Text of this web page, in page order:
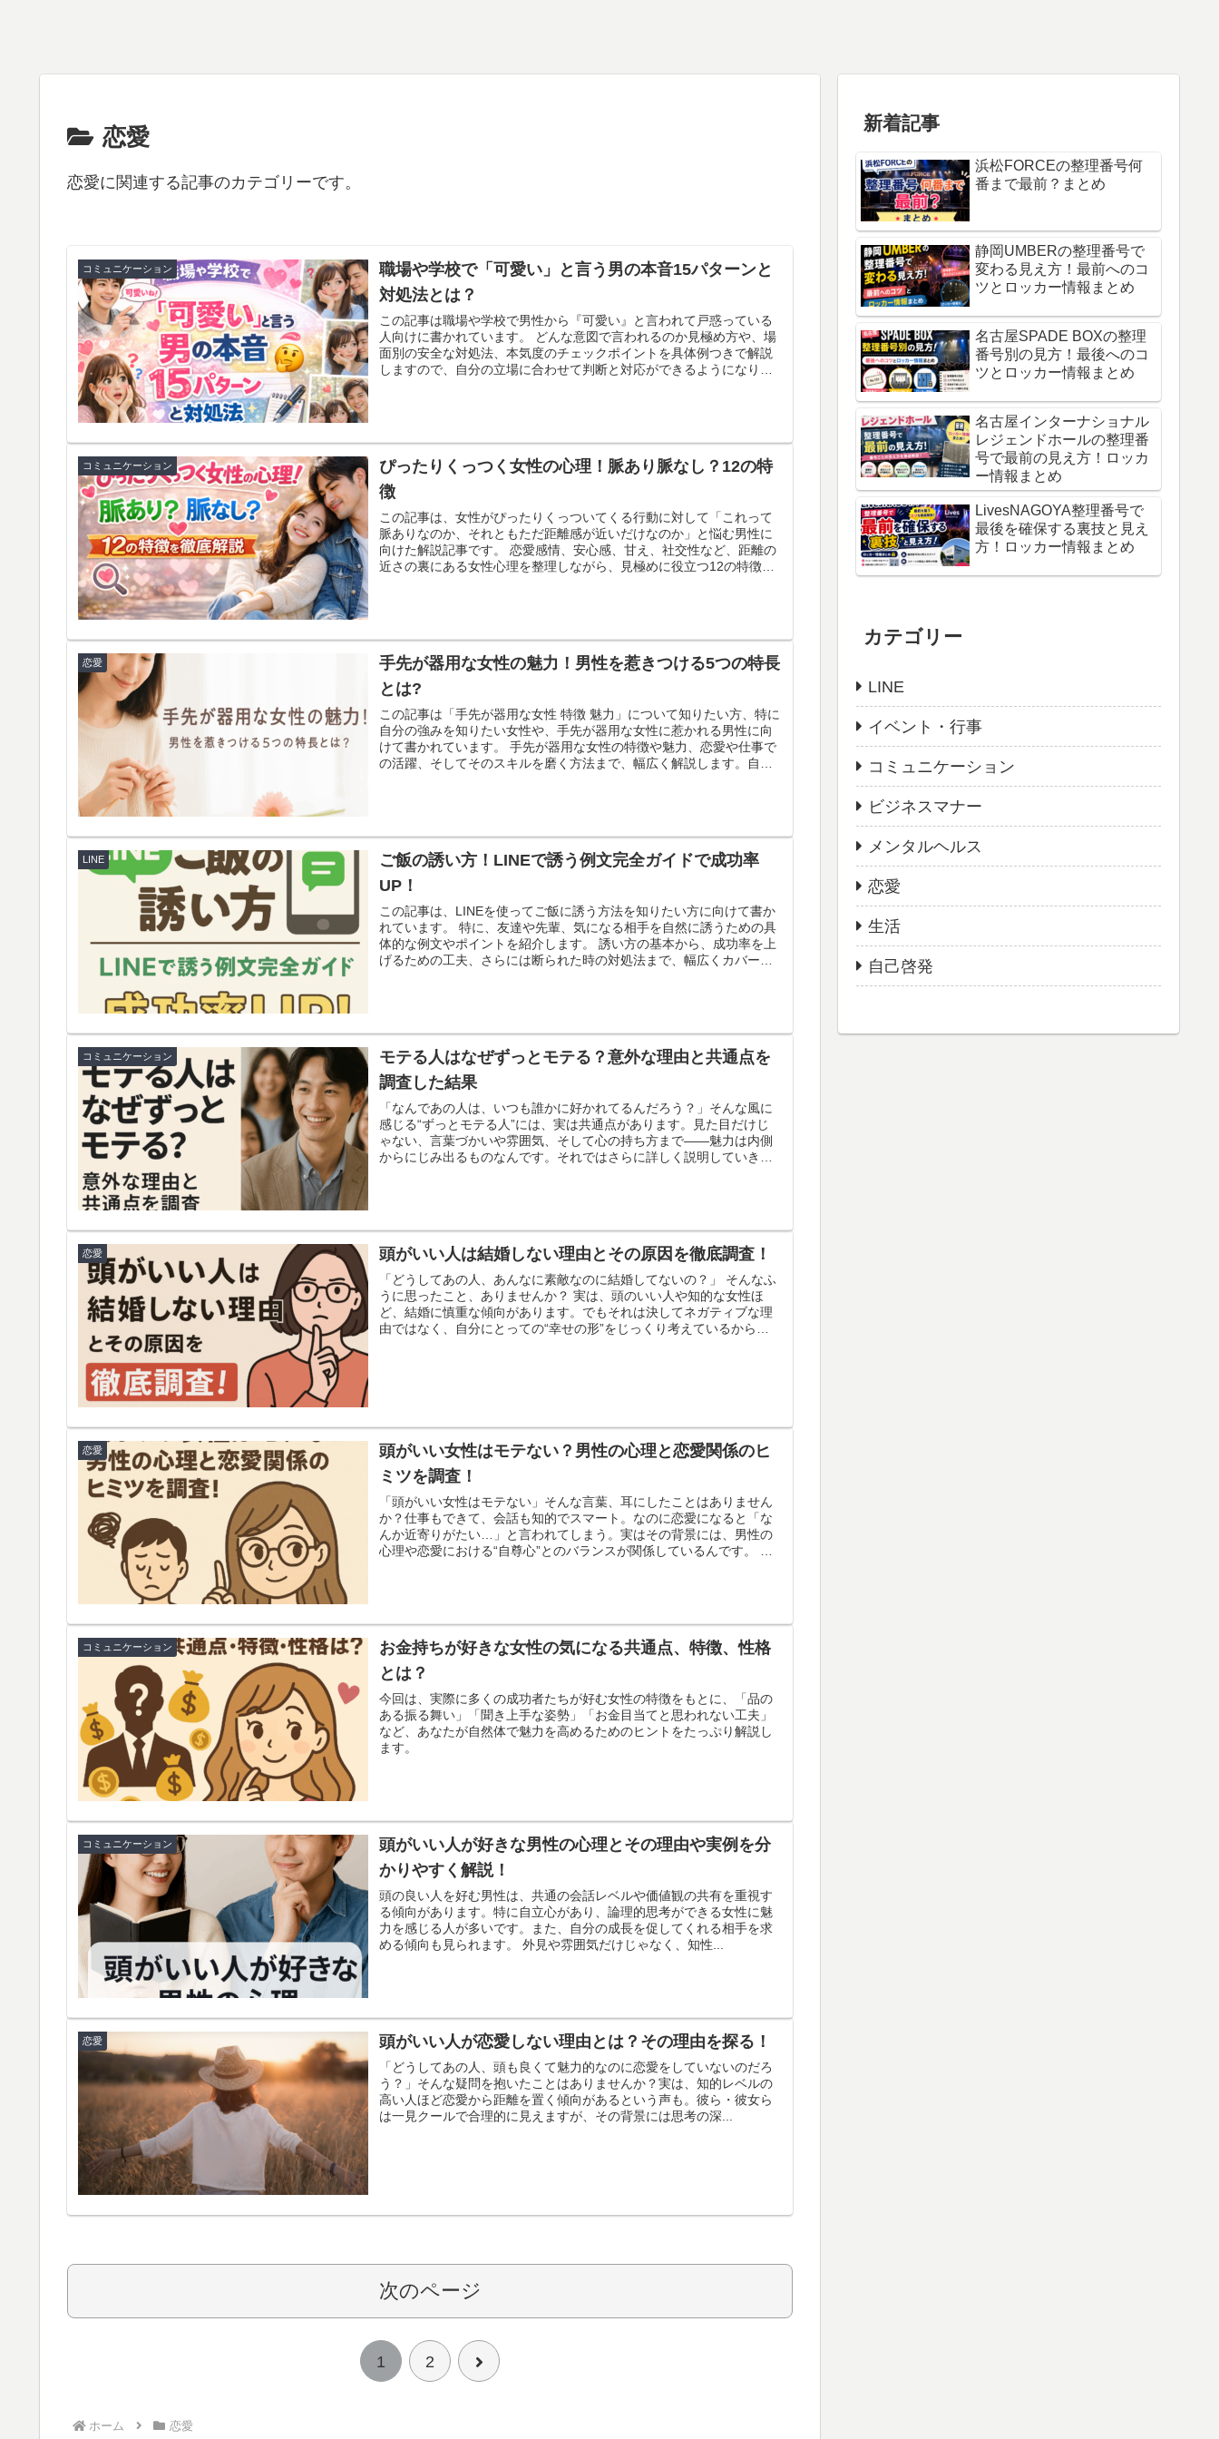
恋愛
恋愛に関連する記事のカテゴリーです。
コミュニケーション
職場や学校で「可愛い」と言う男の本音15パターンと
対処法とは？
この記事は職場や学校で男性から『可愛い』と言われて戸惑っている
人向けに書かれています。 どんな意図で言われるのか見極め方や、場
面別の安全な対処法、本気度のチェックポイントを具体例つきで解説
しますので、自分の立場に合わせて判断と対応ができるようになりま
コミュニケーション
ぴったりくっつく女性の心理！脈あり脈なし？12の特
徴
この記事は、女性がぴったりくっついてくる行動に対して「これって
脈ありなのか、それともただ距離感が近いだけなのか」と悩む男性に
向けた解説記事です。 恋愛感情、安心感、甘え、社交性など、距離の
近さの裏にある女性心理を整理しながら、見極めに役立つ12の特徴を
恋愛
手先が器用な女性の魅力！男性を惹きつける5つの特長
とは?
この記事は「手先が器用な女性 特徴 魅力」について知りたい方、特に
自分の強みを知りたい女性や、手先が器用な女性に惹かれる男性に向
けて書かれています。 手先が器用な女性の特徴や魅力、恋愛や仕事で
の活躍、そしてそのスキルを磨く方法まで、幅広く解説します。自分
LINE
ご飯の誘い方！LINEで誘う例文完全ガイドで成功率
UP！
この記事は、LINEを使ってご飯に誘う方法を知りたい方に向けて書か
れています。 特に、友達や先輩、気になる相手を自然に誘うための具
体的な例文やポイントを紹介します。 誘い方の基本から、成功率を上
げるための工夫、さらには断られた時の対処法まで、幅広くカバーし
コミュニケーション
モテる人はなぜずっとモテる？意外な理由と共通点を
調査した結果
「なんであの人は、いつも誰かに好かれてるんだろう？」そんな風に
感じる“ずっとモテる人”には、実は共通点があります。見た目だけじ
ゃない、言葉づかいや雰囲気、そして心の持ち方まで——魅力は内側
からにじみ出るものなんです。それではさらに詳しく説明していきま
恋愛 頭がいい人は結婚しない理由とその原因を徹底調査！
「どうしてあの人、あんなに素敵なのに結婚してないの？」 そんなふ
うに思ったこと、ありませんか？ 実は、頭のいい人や知的な女性ほ
ど、結婚に慎重な傾向があります。でもそれは決してネガティブな理
由ではなく、自分にとっての“幸せの形”をじっくり考えているからな
恋愛
頭がいい女性はモテない？男性の心理と恋愛関係のヒ
ミツを調査！
「頭がいい女性はモテない」そんな言葉、耳にしたことはありません
か？仕事もできて、会話も知的でスマート。なのに恋愛になると「な
んか近寄りがたい…」と言われてしまう。実はその背景には、男性の
心理や恋愛における“自尊心”とのバランスが関係しているんです。 で
コミュニケーション
お金持ちが好きな女性の気になる共通点、特徴、性格
とは？
今回は、実際に多くの成功者たちが好む女性の特徴をもとに、「品の
ある振る舞い」「聞き上手な姿勢」「お金目当てと思われない工夫」
など、あなたが自然体で魅力を高めるためのヒントをたっぷり解説し
ます。
コミュニケーション
頭がいい人が好きな男性の心理とその理由や実例を分
かりやすく解説！
頭の良い人を好む男性は、共通の会話レベルや価値観の共有を重視す
る傾向があります。特に自立心があり、論理的思考ができる女性に魅
力を感じる人が多いです。また、自分の成長を促してくれる相手を求
める傾向も見られます。 外見や雰囲気だけじゃなく、知性...
恋愛 頭がいい人が恋愛しない理由とは？その理由を探る！
「どうしてあの人、頭も良くて魅力的なのに恋愛をしていないのだろ
う？」そんな疑問を抱いたことはありませんか？実は、知的レベルの
高い人ほど恋愛から距離を置く傾向があるという声も。彼ら・彼女ら
は一見クールで合理的に見えますが、その背景には思考の深...
次のページ
1 2 次
ホーム 恋愛
新着記事
浜松FORCEの整理番号何
番まで最前？まとめ
静岡UMBERの整理番号で
変わる見え方！最前へのコ
ツとロッカー情報まとめ
名古屋SPADE BOXの整理
番号別の見方！最後へのコ
ツとロッカー情報まとめ
名古屋インターナショナル
レジェンドホールの整理番
号で最前の見え方！ロッカ
ー情報まとめ
LivesNAGOYA整理番号で
最後を確保する裏技と見え
方！ロッカー情報まとめ
カテゴリー
LINE
イベント・行事
コミュニケーション
ビジネスマナー
メンタルヘルス
恋愛
生活
自己啓発